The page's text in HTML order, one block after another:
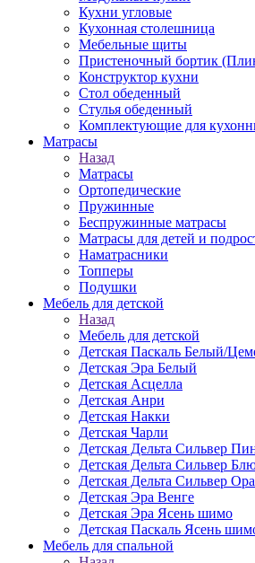
Кухни угловые
Кухонная столешница
Мебельные щиты
Пристеночный бортик
Конструктор кухни
Стол обеденный
Стулья обеденный
Комплектующие для
Матраcы
Назад
Матраcы
Ортопедические
Пружинные
Беспружинные матрасы
Матрасы для детей и
Наматрасники
Топперы
Подушки
Мебель для детской
Назад
Мебель для детской
Детская Паскаль Белый/
Детская Эра Белый
Детская Асцелла
Детская Анри
Детская Накки
Детская Чарли
Детская Дельта Сильвер
Детская Дельта Сильвер
Детская Дельта Сильвер
Детская Эра Венге
Детская Эра Ясень шимо
Детская Паскаль Ясень
Мебель для спальной